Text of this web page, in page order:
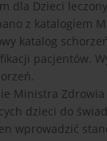
dla Dzieci
z katalogiem
katalog
pacjentów.
Ministra
dzieci do
wprowadzić